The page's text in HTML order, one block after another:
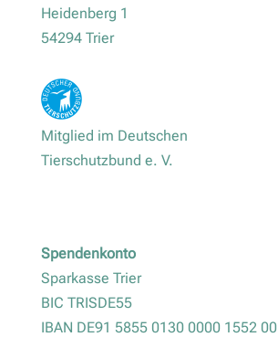
Heidenberg 1
54294 Trier
Mitglied im Deutschen
Tierschutzbund e. V.
Spendenkonto
Sparkasse Trier
BIC TRISDE55
IBAN DE91 5855 0130 0000 1552 00